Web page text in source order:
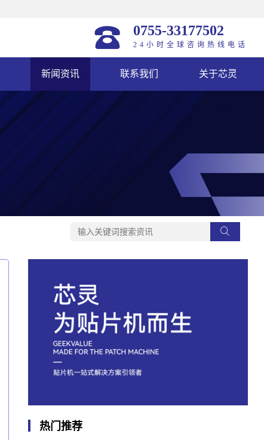
0755-33177502
24小时全球咨询热线电话
新闻资讯 联系我们 关于芯灵
热门推荐